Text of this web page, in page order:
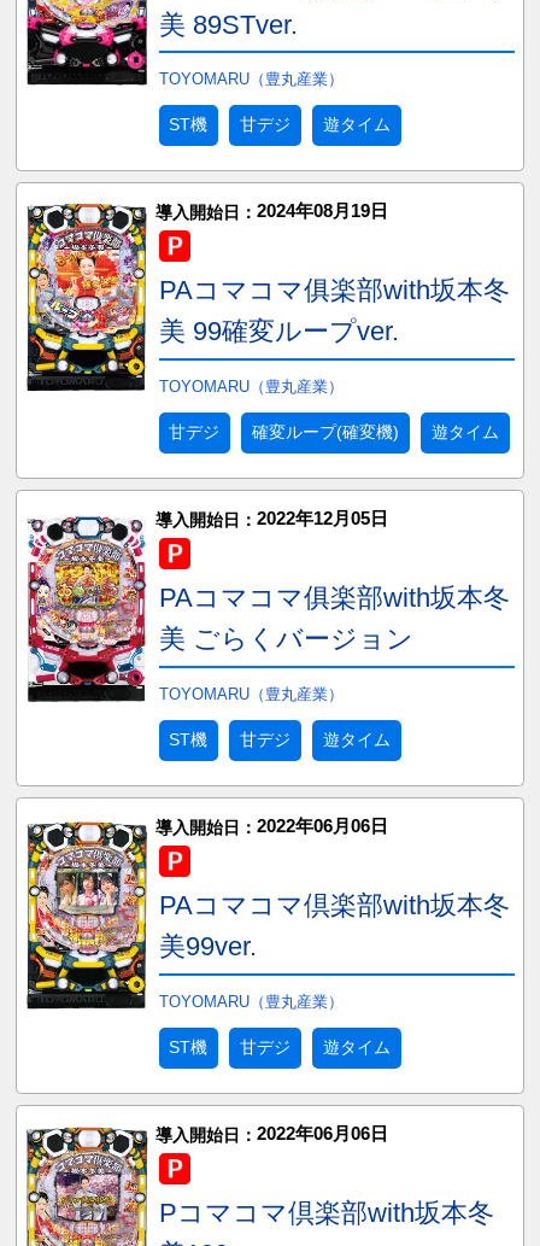
美 89STver.
TOYOMARU（豊丸産業）
ST機 甘デジ 遊タイム
導入開始日： 2024年08月19日
PAコマコマ俱楽部with坂本冬
美 99確変ループver.
TOYOMARU（豊丸産業）
甘デジ 確変ループ(確変機) 遊タイム
導入開始日： 2022年12月05日
PAコマコマ俱楽部with坂本冬
美 ごらくバージョン
TOYOMARU（豊丸産業）
ST機 甘デジ 遊タイム
導入開始日： 2022年06月06日
PAコマコマ倶楽部with坂本冬
美99ver.
TOYOMARU（豊丸産業）
ST機 甘デジ 遊タイム
導入開始日： 2022年06月06日
Pコマコマ倶楽部with坂本冬